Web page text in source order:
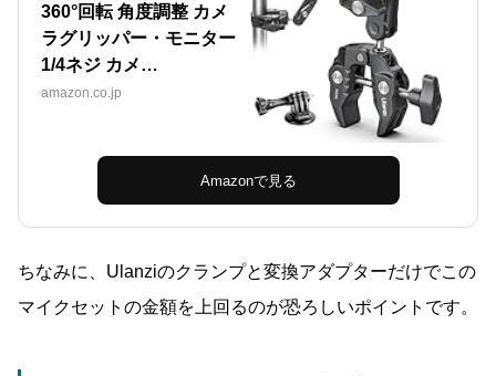
360°回転 角度調整 カメ
ラグリッパー・モニター
1/4ネジ カメ…
amazon.co.jp
Amazonで見る
ちなみに、Ulanziのクランプと変換アダプターだけでこの
マイクセットの金額を上回るのが恐ろしいポイントです。